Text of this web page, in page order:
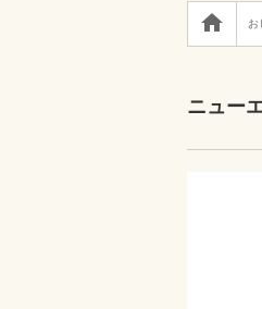
 お
ニュー